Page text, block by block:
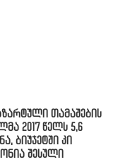
თამაშების
2017 წელს 5,6
ბიუჯეტში კი
შესული